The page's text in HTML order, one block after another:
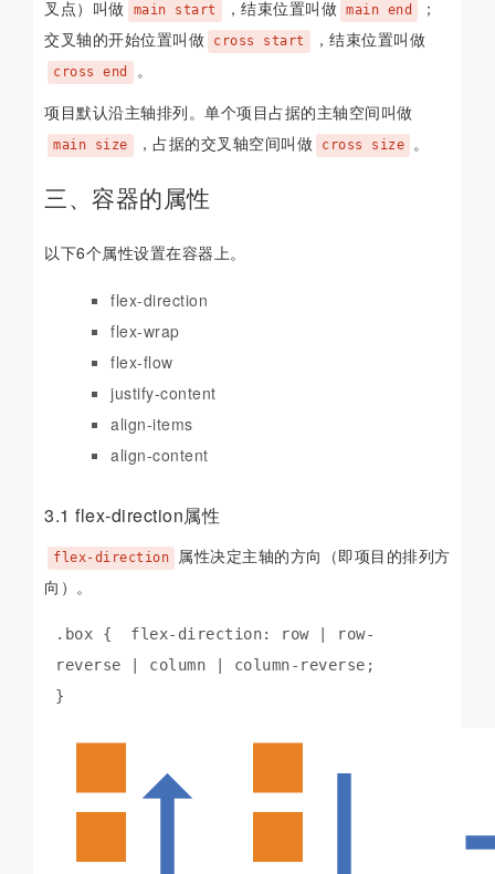
叉点）叫做 main start ，结束位置叫做 main end
；
交叉轴的开始位置叫做
cross start ，结束位置叫做
cross end
。
项目默认沿主轴排列。单个项目占据的主轴空间叫做
main size ，占据的交叉轴空间叫做 cross size 。
三、容器的属性
以下6个属性设置在容器上。
flex-direction
flex-wrap
flex-flow
justify-content
align-items
align-content
3.1 flex-direction属性
flex-direction
属性决定主轴的方向（即项目的排列方
向）。
.box {  flex-direction: row | row-
reverse | column | column-reverse;
}